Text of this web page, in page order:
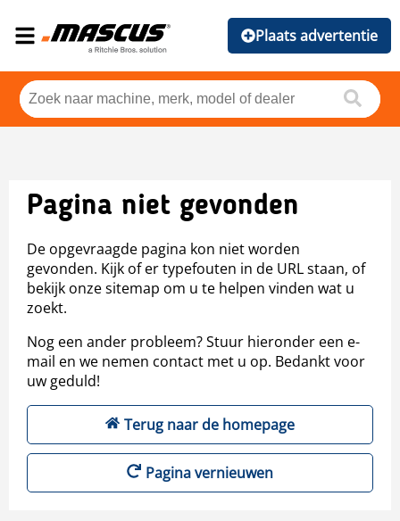
Plaats advertentie
Pagina niet gevonden
De opgevraagde pagina kon niet worden
gevonden. Kijk of er typefouten in de URL staan, of
bekijk onze sitemap om u te helpen vinden wat u
zoekt.
Nog een ander probleem? Stuur hieronder een e-
mail en we nemen contact met u op. Bedankt voor
uw geduld!
Terug naar de homepage
Pagina vernieuwen